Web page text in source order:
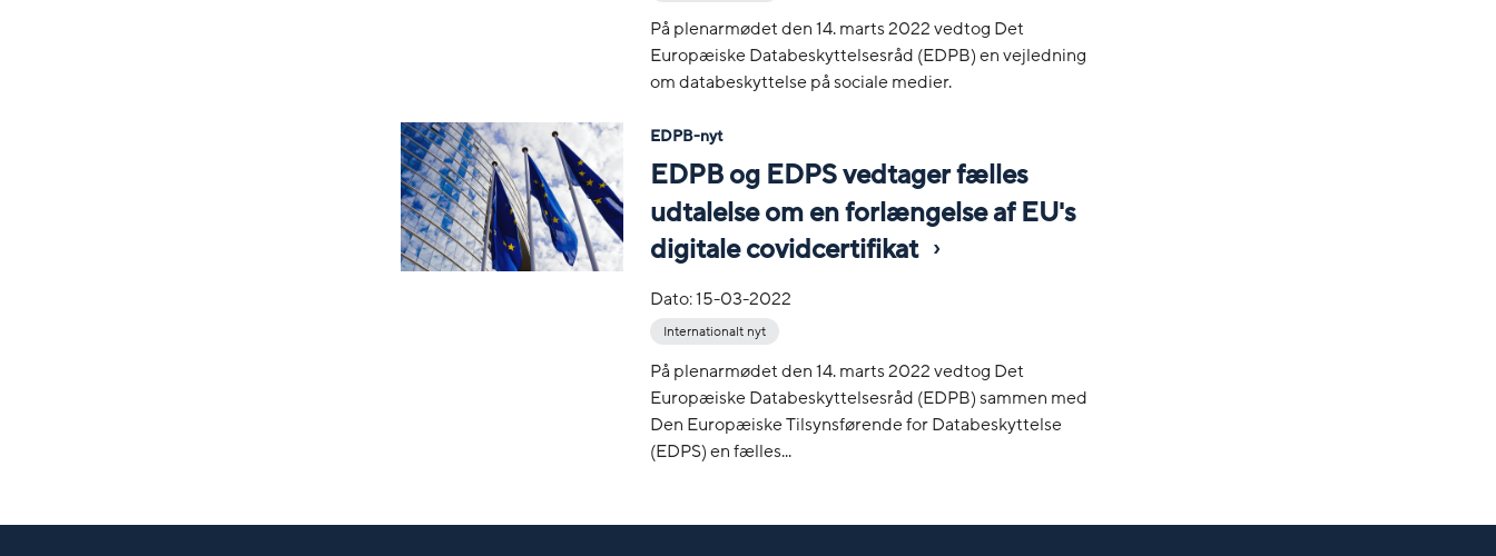
På plenarmødet den 14. marts 2022 vedtog Det
Europæiske Databeskyttelsesråd (EDPB) en vejledning
om databeskyttelse på sociale medier.
EDPB-nyt
EDPB og EDPS vedtager fælles
udtalelse om en forlængelse af EU's
digitale covidcertifikat
Dato:15-03-2022
Internationalt nyt
På plenarmødet den 14. marts 2022 vedtog Det
Europæiske Databeskyttelsesråd (EDPB) sammen med
Den Europæiske Tilsynsførende for Databeskyttelse
(EDPS) en fælles...